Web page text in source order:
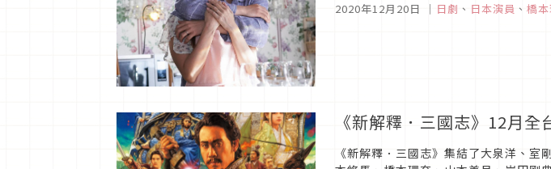
2020年12月20日 ｜ 日劇 、 日本演員 、 橋
《新解釋．三國志》12月
《新解釋．三國志》集結了大泉洋、